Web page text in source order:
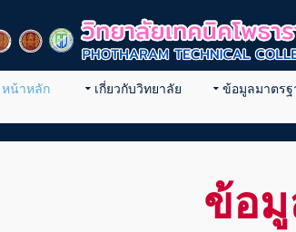
หน้าหลัก เกี่ยวกับวิทยาลัย ข้อมูลมาตรฐ
ข้อมู